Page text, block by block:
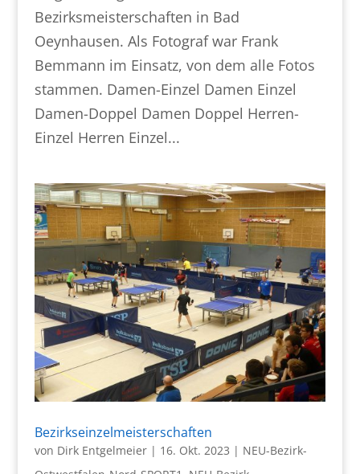
Bezirksmeisterschaften in Bad
Oeynhausen. Als Fotograf war Frank
Bemmann im Einsatz, von dem alle Fotos
stammen. Damen-Einzel Damen Einzel
Damen-Doppel Damen Doppel Herren-
Einzel Herren Einzel...
Bezirkseinzelmeisterschaften
von Dirk Entgelmeier| 16. Okt. 2023 | NEU-Bezirk-